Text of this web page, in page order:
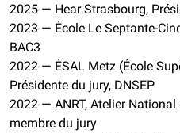
2025 — Hear Strasbourg,
2023 — École Le Septante-
BAC3
2022 — ÉSAL Metz (École
Présidente du jury, DNSEP
2022 — ANRT, Atelier
membre du jury